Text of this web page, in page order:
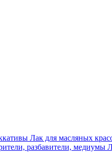
Лак для масляных
разбавители, медиумы